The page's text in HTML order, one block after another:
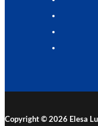
Copyright © 2026 Elesa